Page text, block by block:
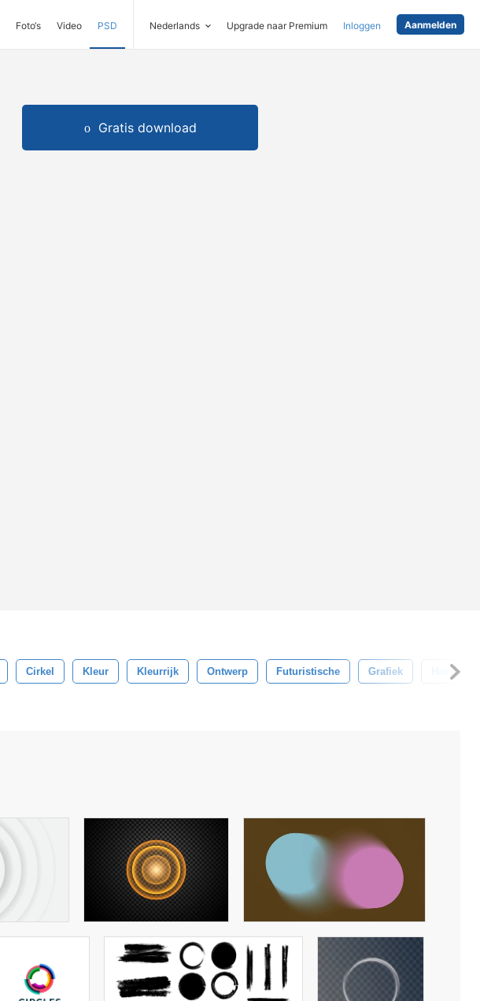
Foto‘s Video PSD Nederlands Upgrade naar Premium Inloggen Aanmelden
Gratis download
Cirkel Kleur Kleurrijk Ontwerp Futuristische Grafiek Hoog